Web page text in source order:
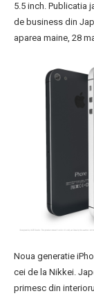
5.5 inch. Publicatia
de business din
aparea maine, 28
Noua generatie
cei de la Nikkei.
primesc din